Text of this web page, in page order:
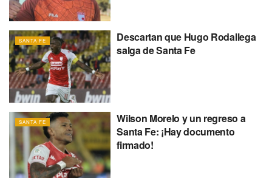
SANTA FE
Descartan que Hugo Rodallega
salga de Santa Fe
SANTA FE
Wilson Morelo y un regreso a
Santa Fe: ¡Hay documento
firmado!